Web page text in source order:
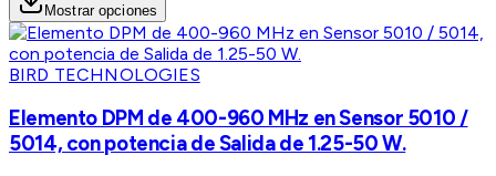
Mostrar opciones
BIRD TECHNOLOGIES
Elemento DPM de 400-960 MHz en Sensor 5010 /
5014, con potencia de Salida de 1.25-50 W.